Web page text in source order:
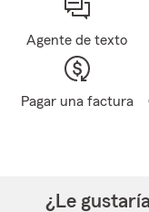
Agente de texto
Pagar una factura
¿Le